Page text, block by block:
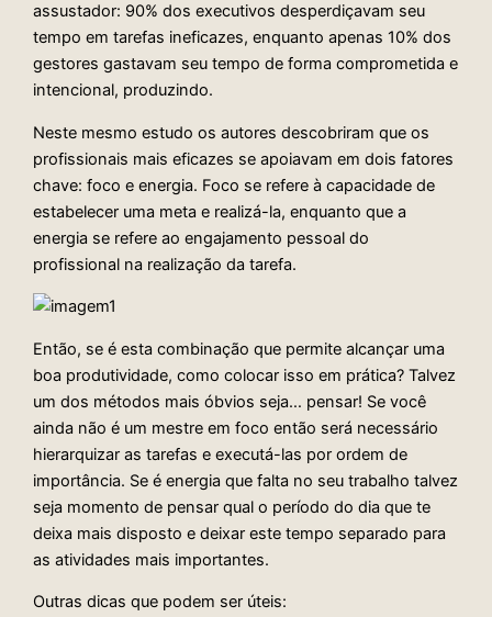
assustador: 90% dos executivos desperdiçavam seu
tempo em tarefas ineficazes, enquanto apenas 10% dos
gestores gastavam seu tempo de forma comprometida e
intencional, produzindo.
Neste mesmo estudo os autores descobriram que os
profissionais mais eficazes se apoiavam em dois fatores
chave: foco e energia. Foco se refere à capacidade de
estabelecer uma meta e realizá-la, enquanto que a
energia se refere ao engajamento pessoal do
profissional na realização da tarefa.
Então, se é esta combinação que permite alcançar uma
boa produtividade, como colocar isso em prática? Talvez
um dos métodos mais óbvios seja… pensar! Se você
ainda não é um mestre em foco então será necessário
hierarquizar as tarefas e executá-las por ordem de
importância. Se é energia que falta no seu trabalho talvez
seja momento de pensar qual o período do dia que te
deixa mais disposto e deixar este tempo separado para
as atividades mais importantes.
Outras dicas que podem ser úteis: